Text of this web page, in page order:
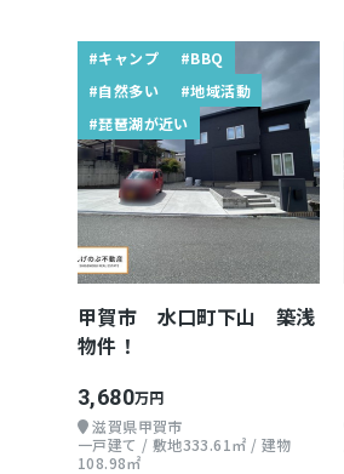
#キャンプ
#BBQ
#自然多い
#地域活動
#琵琶湖が近い
甲賀市 水口町下山 築浅
物件！
3,680万円
滋賀県甲賀市
一戸建て / 敷地333.61㎡ / 建物
108.98㎡